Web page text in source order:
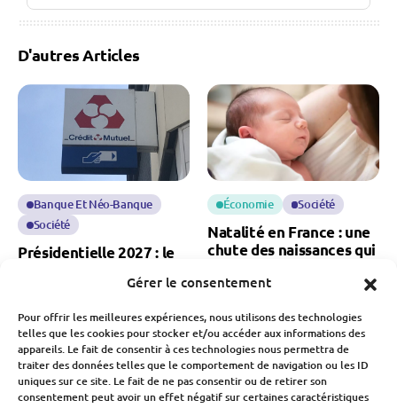
Gérer le consentement
Pour offrir les meilleures expériences, nous utilisons des technologies
telles que les cookies pour stocker et/ou accéder aux informations des
appareils. Le fait de consentir à ces technologies nous permettra de
traiter des données telles que le comportement de navigation ou les ID
uniques sur ce site. Le fait de ne pas consentir ou de retirer son
consentement peut avoir un effet négatif sur certaines caractéristiques
D'autres Articles
Banque Et Néo-Banque
Société
Présidentielle 2027 : le
financer les candidats
Fabien Monvoisin
7 Août 2026
Économie Société
Natalité en France : une
chute des naissances qui
économie
Fabien Monvoisin
7 Août 2026